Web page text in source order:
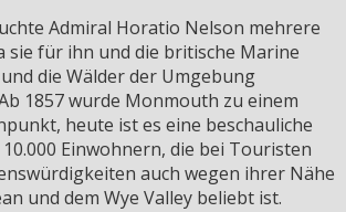
Admiral Horatio Nelson mehrere
sie für ihn und die britische Marine
die Wälder der Umgebung
1857 wurde Monmouth zu einem
heute ist es eine beschauliche
Einwohnern, die bei Touristen
auch wegen ihrer Nähe
und dem Wye Valley beliebt ist.